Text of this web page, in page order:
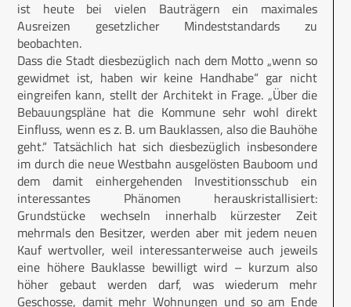
ist heute bei vielen Bauträgern ein maximales
Ausreizen gesetzlicher Mindeststandards zu
beobachten.
Dass die Stadt diesbezüglich nach dem Motto „wenn so
gewidmet ist, haben wir keine Handhabe“ gar nicht
eingreifen kann, stellt der Architekt in Frage. „Über die
Bebauungspläne hat die Kommune sehr wohl direkt
Einfluss, wenn es z. B. um Bauklassen, also die Bauhöhe
geht.“ Tatsächlich hat sich diesbezüglich insbesondere
im durch die neue Westbahn ausgelösten Bauboom und
dem damit einhergehenden Investitionsschub ein
interessantes Phänomen herauskris­tallisiert:
Grundstücke wechseln innerhalb kürzester Zeit
mehrmals den Besitzer, werden aber mit jedem neuen
Kauf wertvoller, weil interessanterweise auch jeweils
eine höhere Bauklasse bewilligt wird – kurzum also
höher gebaut werden darf, was wiederum mehr
Geschosse, damit mehr Wohnungen und so am Ende